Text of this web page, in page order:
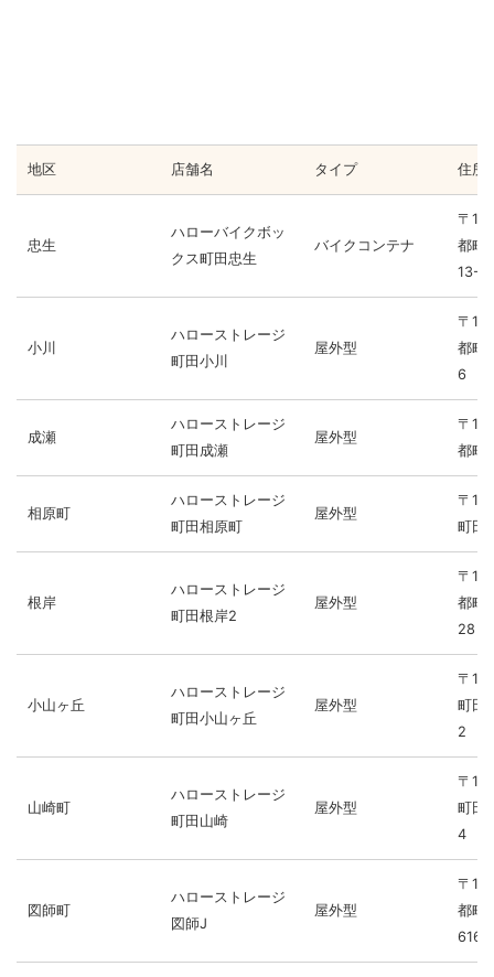
地区 店舗名 タイプ 住所
忠生
ハローバイクボッ
クス町田忠生
バイクコンテナ
〒
都町
13-
小川
ハローストレージ
町田小川
屋外型
〒
都町
6
成瀬
ハローストレージ
町田成瀬
屋外型
〒
都町
相原町
ハローストレージ
町田相原町
屋外型
〒
町田
根岸
ハローストレージ
町田根岸2
屋外型
〒
都町
28
小山ヶ丘
ハローストレージ
町田小山ヶ丘
屋外型
〒
町田
2
山崎町
ハローストレージ
町田山崎
屋外型
〒
町田
4
図師町
ハローストレージ
図師J
屋外型
〒
都町
616